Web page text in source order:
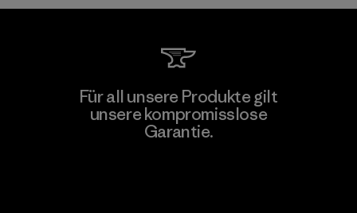
Kingwhale Industries Corp.
Material-supplier
Für all unsere Produkte gilt
unsere kompromisslose
Garantie.